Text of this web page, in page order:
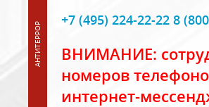
+7 (495) 224-22-22 8
ВНИМАНИЕ:
номеров
интернет-